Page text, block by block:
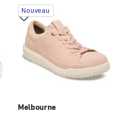
Melbourne
Cliquer
sur
les
échantillons
couleurs
modifiera
l’image
Nouveau